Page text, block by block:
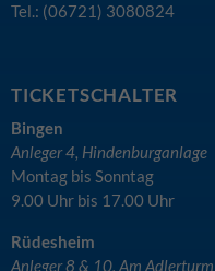
Tel.: (06721) 3080824
TICKETSCHALTER
Bingen
Anleger 4, Hindenburganlage
Montag bis Sonntag
9.00 Uhr bis 17.00 Uhr
Rüdesheim
Anleger 8 & 10, Am Adlerturm